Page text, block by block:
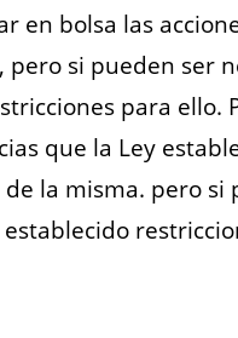
en bolsa las
si pueden ser
para ello.
que la Ley
la misma. pero si